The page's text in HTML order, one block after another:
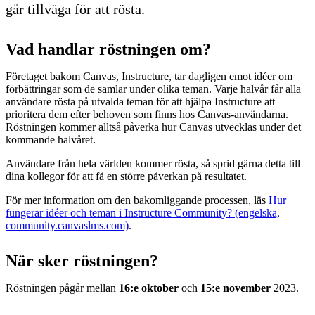
går tillväga för att rösta.
Vad handlar röstningen om?
Företaget bakom Canvas, Instructure, tar dagligen emot idéer om
förbättringar som de samlar under olika teman. Varje halvår får alla
användare rösta på utvalda teman för att hjälpa Instructure att
prioritera dem efter behoven som finns hos Canvas-användarna.
Röstningen kommer alltså påverka hur Canvas utvecklas under det
kommande halvåret.
Användare från hela världen kommer rösta, så sprid gärna detta till
dina kollegor för att få en större påverkan på resultatet.
För mer information om den bakomliggande processen, läs Hur
fungerar idéer och teman i Instructure Community? (engelska,
community.canvaslms.com).
När sker röstningen?
Röstningen pågår mellan 16:e oktober och 15:e november 2023.